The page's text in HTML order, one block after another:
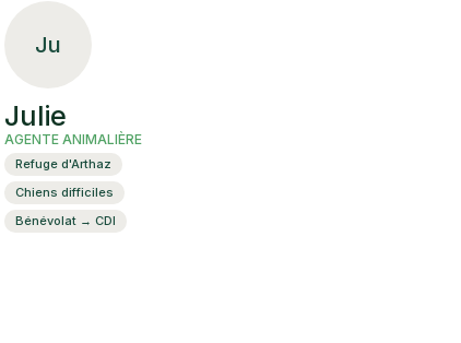
Ju
Julie
AGENTE ANIMALIÈRE
Refuge d'Arthaz
Chiens difficiles
Bénévolat → CDI